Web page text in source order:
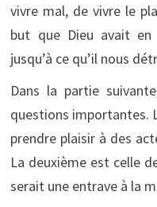
vivre mal, de vivre le
but que Dieu avait
jusqu’à ce qu’il nous
Dans la partie
questions importantes.
prendre plaisir à des
La deuxième est celle
serait une entrave à la